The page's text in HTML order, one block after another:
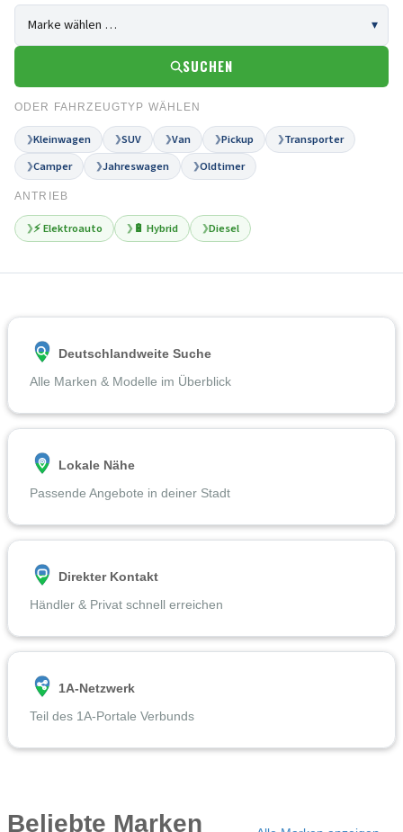
SUCHEN
ODER FAHRZEUGTYP WÄHLEN
❯Kleinwagen ❯SUV ❯Van ❯Pickup ❯Transporter
❯Camper ❯Jahreswagen ❯Oldtimer
ANTRIEB
❯⚡ Elektroauto ❯ 🔋 Hybrid ❯Diesel
Deutschlandweite Suche
Alle Marken & Modelle im Überblick
Lokale Nähe
Passende Angebote in deiner Stadt
Direkter Kontakt
Händler & Privat schnell erreichen
1A-Netzwerk
Teil des 1A-Portale Verbunds
Beliebte Marken